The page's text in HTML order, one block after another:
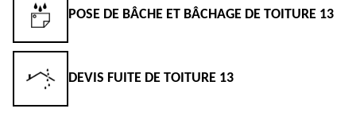
POSE DE BÂCHE ET BÂCHAGE DE TOITURE 13
DEVIS FUITE DE TOITURE 13